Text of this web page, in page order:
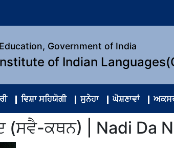
Government of India
of Indian
ਵਿਸ਼ਾ ਸਹਿਯੋਗੀ ਸੁਨੇਹਾ ਘੋਸ਼ਣਾਵਾਂ
(ਸਵੈ-ਕਥਨ) | Nadi Da